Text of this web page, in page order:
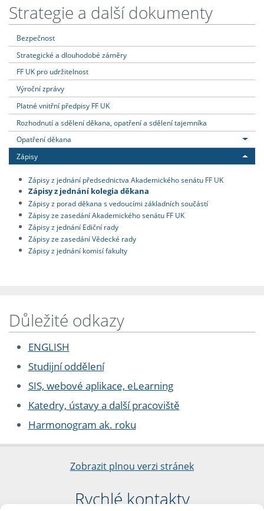
Strategie a další dokumenty
Bezpečnost
Strategické a dlouhodobé záměry
FF UK pro udržitelnost
Výroční zprávy
Platné vnitřní předpisy FF UK
Rozhodnutí a sdělení děkana, opatření a sdělení tajemníka
Opatření děkana
Zápisy
Zápisy z jednání předsednictva Akademického senátu FF UK
Zápisy z jednání kolegia děkana
Zápisy z porad děkana s vedoucími základních součástí
Zápisy ze zasedání Akademického senátu FF UK
Zápisy z jednání Ediční rady
Zápisy ze zasedání Vědecké rady
Zápisy z jednání komisí fakulty
Důležité odkazy
ENGLISH
Studijní oddělení
SIS, webové aplikace, eLearning
Katedry, ústavy a další pracoviště
Harmonogram ak. roku
Zobrazit plnou verzi stránek
Rychlé kontakty